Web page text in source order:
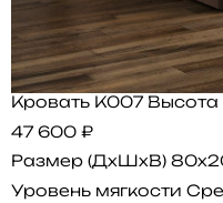
Кровать K007 Высота
47 600 ₽
Размер (ДхШхВ)
Уровень мягкости